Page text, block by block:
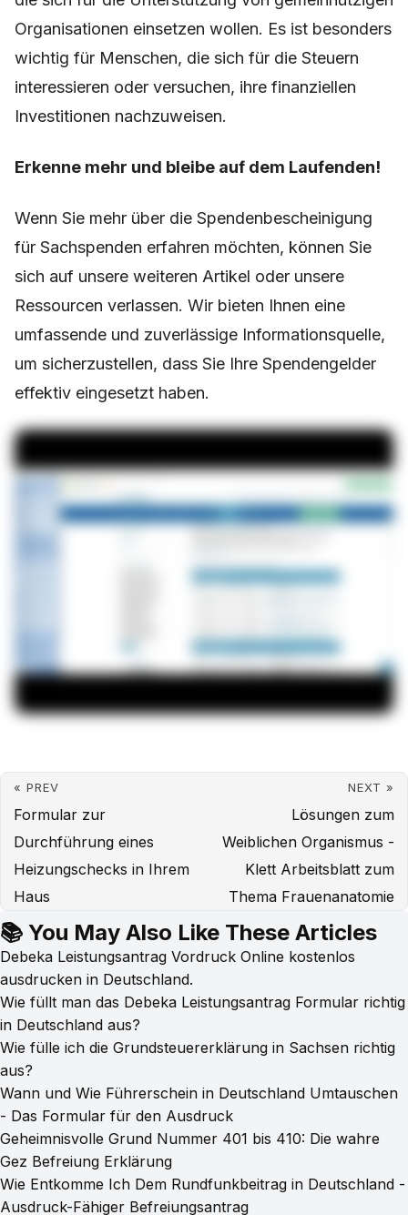
Organisationen einsetzen wollen. Es ist besonders
wichtig für Menschen, die sich für die Steuern
interessieren oder versuchen, ihre finanziellen
Investitionen nachzuweisen.
Erkenne mehr und bleibe auf dem Laufenden!
Wenn Sie mehr über die Spendenbescheinigung
für Sachspenden erfahren möchten, können Sie
sich auf unsere weiteren Artikel oder unsere
Ressourcen verlassen. Wir bieten Ihnen eine
umfassende und zuverlässige Informationsquelle,
um sicherzustellen, dass Sie Ihre Spendengelder
effektiv eingesetzt haben.
« PREV
Formular zur
Durchführung eines
Heizungschecks in Ihrem
Haus
NEXT »
Lösungen zum
Weiblichen Organismus -
Klett Arbeitsblatt zum
Thema Frauenanatomie
📚 You May Also Like These Articles
Debeka Leistungsantrag Vordruck Online kostenlos
ausdrucken in Deutschland.
Wie füllt man das Debeka Leistungsantrag Formular richtig
in Deutschland aus?
Wie fülle ich die Grundsteuererklärung in Sachsen richtig
aus?
Wann und Wie Führerschein in Deutschland Umtauschen
- Das Formular für den Ausdruck
Geheimnisvolle Grund Nummer 401 bis 410: Die wahre
Gez Befreiung Erklärung
Wie Entkomme Ich Dem Rundfunkbeitrag in Deutschland -
Ausdruck-Fähiger Befreiungsantrag